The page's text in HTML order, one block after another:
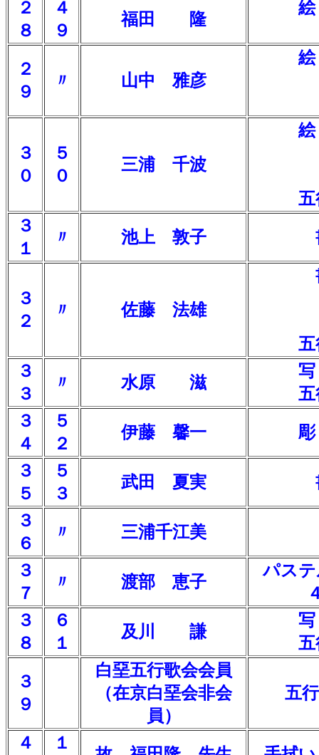
２
８
４
９
福田 隆
２
９
〃 山中 雅彦
３
０
５
０
三浦 千波
五
３
１
〃 池上 敦子
３
２
〃 佐藤 法雄
五
３
３
〃 水原 滋
五
３
４
５
２
伊藤 馨一
３
５
５
３
武田 夏実
３
６
〃 三浦千江美
３
７
〃 渡部 恵子
パス
３
８
６
１
及川 謙
五
３
９
白堊五行歌会会員
（在京白堊会非会
員）
五
４
１